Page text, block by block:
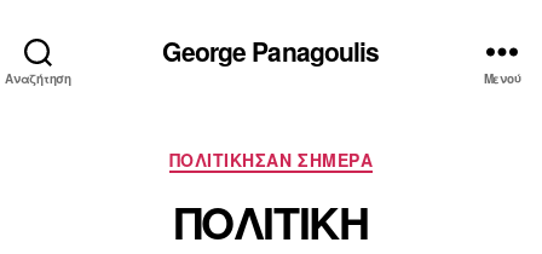
Αναζήτηση
George Panagoulis
Μενού
Κατηγορίες
ΠΟΛΙΤΙΚΗΣΑΝ ΣΗΜΕΡΑ
ΠΟΛΙΤΙΚΗ